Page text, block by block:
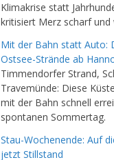
Klimakrise statt
kritisiert Merz scharf
Mit der Bahn statt Auto:
Ostsee-Strände ab
Timmendorfer Strand,
Travemünde: Diese
mit der Bahn schnell
spontanen Sommertag.
Stau-Wochenende: Auf
jetzt Stillstand